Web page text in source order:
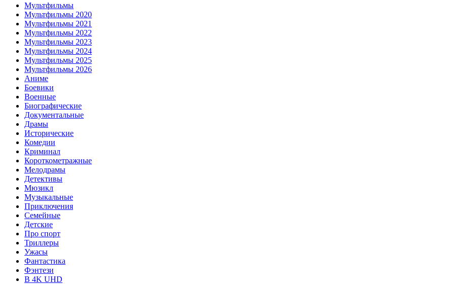
Мультфильмы
Мультфильмы 2020
Мультфильмы 2021
Мультфильмы 2022
Мультфильмы 2023
Мультфильмы 2024
Мультфильмы 2025
Мультфильмы 2026
Аниме
Боевики
Военные
Биографические
Документальные
Драмы
Исторические
Комедии
Криминал
Короткометражные
Мелодрамы
Детективы
Мюзикл
Музыкальные
Приключения
Семейные
Детские
Про спорт
Триллеры
Ужасы
Фантастика
Фэнтези
В 4K UHD